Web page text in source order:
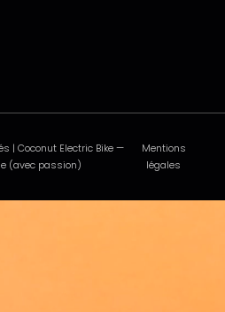
| Coconut Electric Bike —
(avec passion)
Mentions
légales